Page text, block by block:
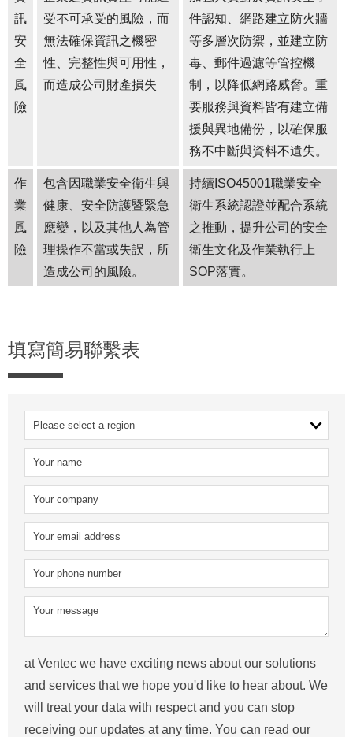
訊
安
全
風
險
受不可承受的風險，而
無法確保資訊之機密
性、完整性與可用性，
而造成公司財產損失
件認知、網路建立防火牆
等多層次防禦，並建立防
毒、郵件過濾等管控機
制，以降低網路威脅。重
要服務與資料皆有建立備
援與異地備份，以確保服
務不中斷與資料不遺失。
作
業
風
險
包含因職業安全衛生與
健康、安全防護暨緊急
應變，以及其他人為管
理操作不當或失誤，所
造成公司的風險。
持續ISO45001職業安全
衛生系統認證並配合系統
之推動，提升公司的安全
衛生文化及作業執行上
SOP落實。
填寫簡易聯繫表
at Ventec we have exciting news about our solutions
and services that we hope you'd like to hear about. We
will treat your data with respect and you can stop
receiving our updates at any time. You can read our